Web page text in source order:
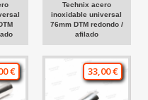
Technix acero
inoxidable universal
76mm DTM redondo /
afilado
€ 33,00 €